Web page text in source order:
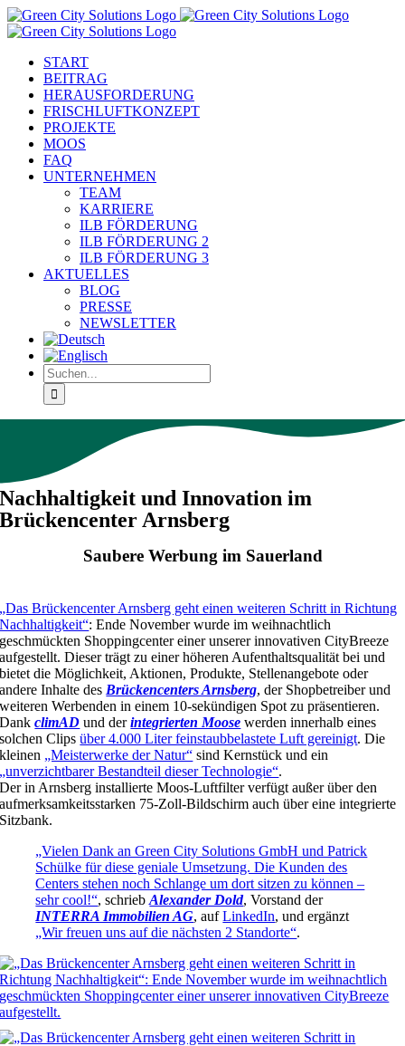
Zum
Inhalt
START
BEITRAG
HERAUSFORDERUNG
FRISCHLUFTKONZEPT
PROJEKTE
MOOS
FAQ
UNTERNEHMEN
TEAM
KARRIERE
ILB FÖRDERUNG
ILB FÖRDERUNG 2
ILB FÖRDERUNG 3
AKTUELLES
BLOG
PRESSE
NEWSLETTER
Suche
nach:
Nachhaltigkeit und Innovation im
Brückencenter Arnsberg
Saubere Werbung im Sauerland
„Das Brückencenter Arnsberg geht einen weiteren Schritt in Richtung
Nachhaltigkeit“: Ende November wurde im weihnachtlich
geschmückten Shoppingcenter einer unserer innovativen CityBreeze
aufgestellt. Dieser trägt zu einer höheren Aufenthaltsqualität bei und
bietet die Möglichkeit, Aktionen, Produkte, Stellenangebote oder
andere Inhalte des Brückencenters Arnsberg, der Shopbetreiber und
weiteren Werbenden in einem 10-sekündigen Spot zu präsentieren.
DankclimAD und derintegrierten Moose werden innerhalb eines
solchen Clipsüber 4.000 Liter feinstaubbelastete Luft gereinigt. Die
kleinen „Meisterwerke der Natur“ sind Kernstück und ein
„unverzichtbarer Bestandteil dieser Technologie“.
Der in Arnsberg installierte Moos-Luftfilter verfügt außer über den
aufmerksamkeitsstarken 75-Zoll-Bildschirm auch über eine integrierte
Sitzbank.
„Vielen Dank an Green City Solutions GmbH und Patrick
Schülke für diese geniale Umsetzung. Die Kunden des
Centers stehen noch Schlange um dort sitzen zu können –
sehr cool!“, schriebAlexander Dold, Vorstand der
INTERRA Immobilien AG, aufLinkedIn, und ergänzt
„Wir freuen uns auf die nächsten 2 Standorte“.